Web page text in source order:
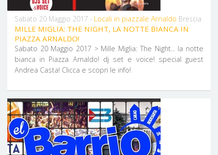
Sabato 20 Maggio 2017 - Locali in piazzale Arnaldo Brescia
MILLE MIGLIA: THE NIGHT, LA NOTTE BIANCA IN
PIAZZA ARNALDO!
Sabato 20 Maggio 2017 > Mille Miglia: The Night... la notte
bianca in Piazza Arnaldo! dj set e voice! special guest
Andrea Casta! Clicca e scopri le info!